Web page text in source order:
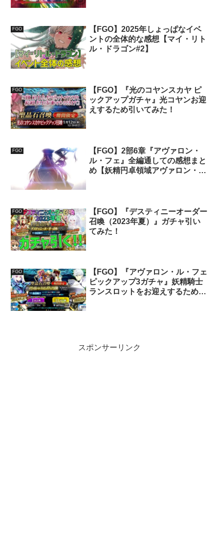
FGO
【FGO】2025年しょっぱなイベ
ントの全体的な感想【マイ・リト
ル・ドラゴン#2】
FGO
【FGO】『光のコヤンスカヤ ピ
ックアップガチャ』光コヤンお迎
えするため引いてみた！
FGO
【FGO】2部6章『アヴァロン・
ル・フェ』全編通しての感想まと
め【妖精円卓領域アヴァロン・
FGO
【FGO】『デスティニーオーダー
召喚（2023年夏）』ガチャ引い
てみた！
FGO
【FGO】『アヴァロン・ル・フェ
ピックアップ3ガチャ』妖精騎士
ランスロットをお迎えするため引
スポンサーリンク